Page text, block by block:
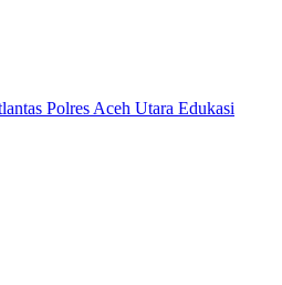
Polres Aceh Utara Edukasi